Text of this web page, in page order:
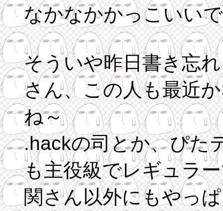
なかなかかっこいい
そういや昨日書き忘
さん、この人も最近
ね～
.hackの司とか、ぴた
も主役級でレギュラ
関さん以外にもやっ